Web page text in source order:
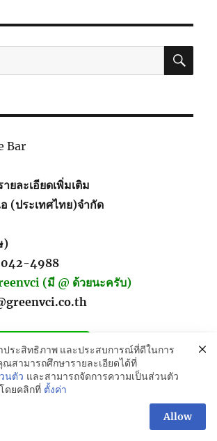
นาน
แค่
ไหน
?
Bar
ยละเอียดเพิ่มเติม
(ประเทศไทย)จำกัด
)
4988
(มี @ ด้วยนะครับ)
ประสิทธิภาพ และประสบการณ์ที่ดีในการ
สามารถศึกษารายละเอียดได้ที่
นตัว และสามารถจัดการความเป็นส่วนตัว
ดยคลิกที่ ตั้งค่า
Allow